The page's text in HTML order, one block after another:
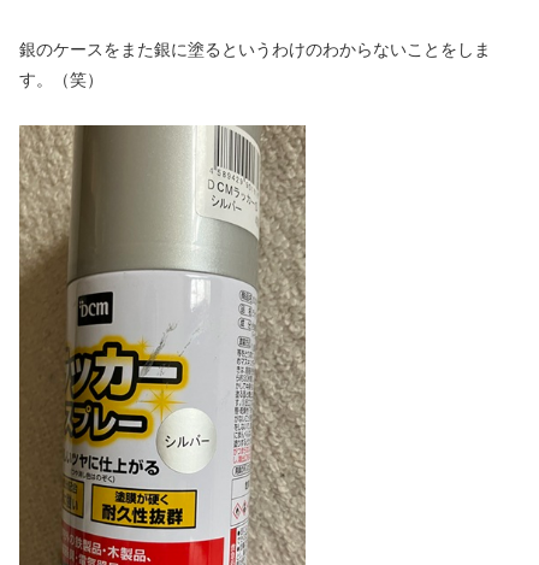
銀のケースをまた銀に塗るというわけのわからないことをしま
す。（笑）